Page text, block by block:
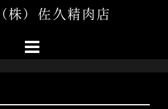
（株）佐久精肉店